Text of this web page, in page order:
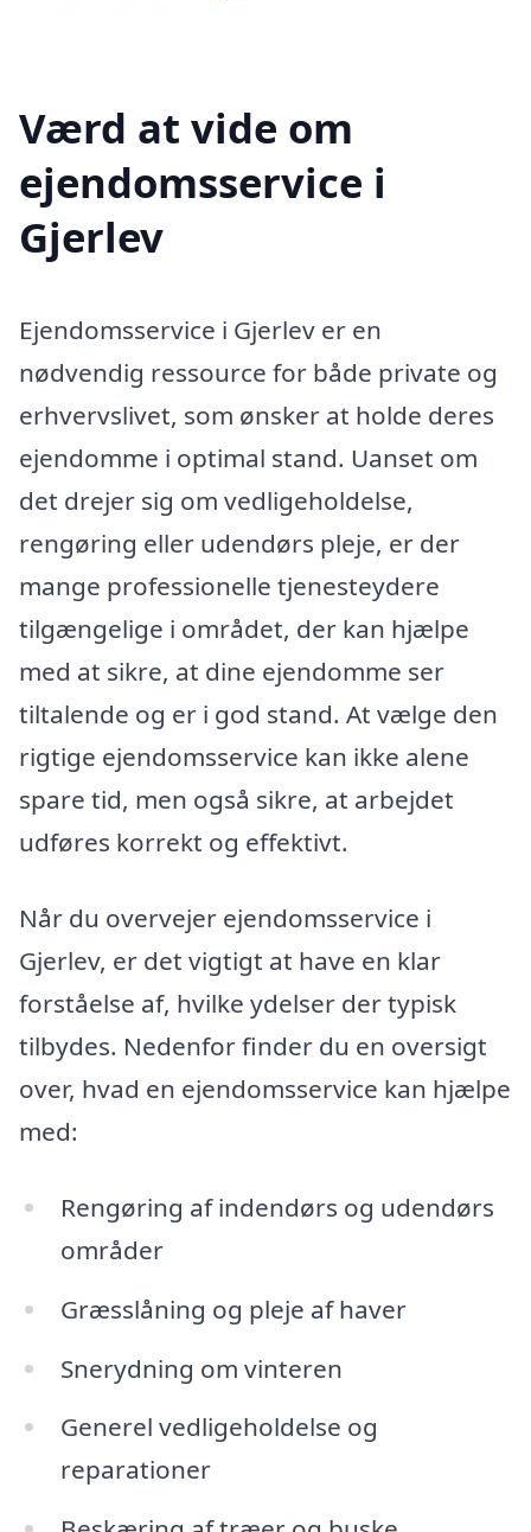
Værd at vide om
ejendomsservice i
Gjerlev
Ejendomsservice i Gjerlev er en
nødvendig ressource for både private og
erhvervslivet, som ønsker at holde deres
ejendomme i optimal stand. Uanset om
det drejer sig om vedligeholdelse,
rengøring eller udendørs pleje, er der
mange professionelle tjenesteydere
tilgængelige i området, der kan hjælpe
med at sikre, at dine ejendomme ser
tiltalende og er i god stand. At vælge den
rigtige ejendomsservice kan ikke alene
spare tid, men også sikre, at arbejdet
udføres korrekt og effektivt.
Når du overvejer ejendomsservice i
Gjerlev, er det vigtigt at have en klar
forståelse af, hvilke ydelser der typisk
tilbydes. Nedenfor finder du en oversigt
over, hvad en ejendomsservice kan hjælpe
med:
Rengøring af indendørs og udendørs
områder
Græsslåning og pleje af haver
Snerydning om vinteren
Generel vedligeholdelse og
reparationer